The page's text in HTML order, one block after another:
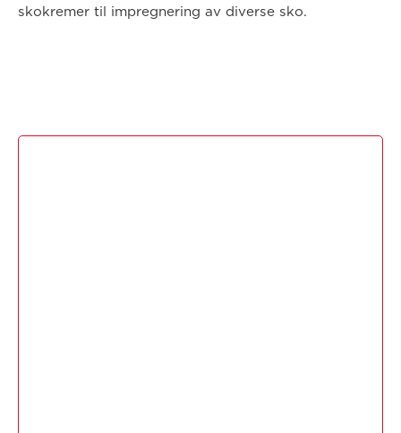
skokremer til impregnering av diverse sko.